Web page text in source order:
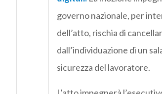
governo nazionale, per
dell’atto, rischia di
dall’individuazione di un
sicurezza del lavoratore.